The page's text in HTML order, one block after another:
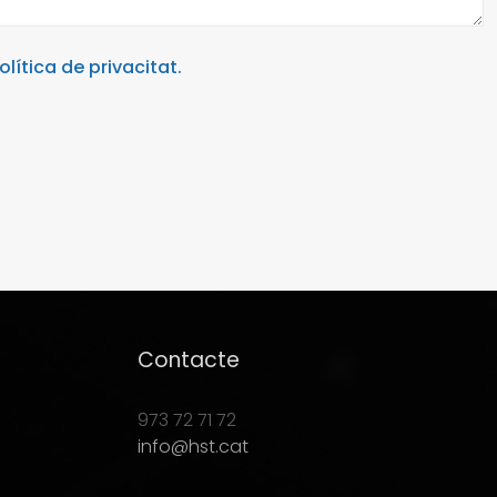
de privacitat.
Contacte
973 72 71 72
info@hst.cat